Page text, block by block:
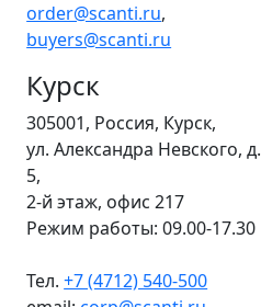
order@scanti.ru,
buyers@scanti.ru
Курск
305001, Россия, Курск,
ул. Александра Невского, д.
5,
2-й этаж, офис 217
Режим работы: 09.00-17.30
Тел.+7 (4712) 540-500